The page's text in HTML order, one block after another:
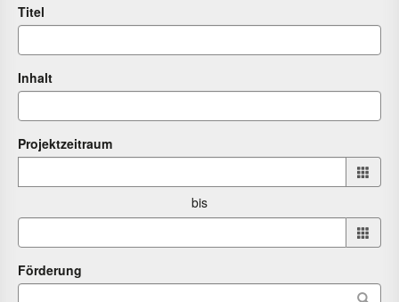
Titel
Inhalt
Projektzeitraum
von
bis
Förderung